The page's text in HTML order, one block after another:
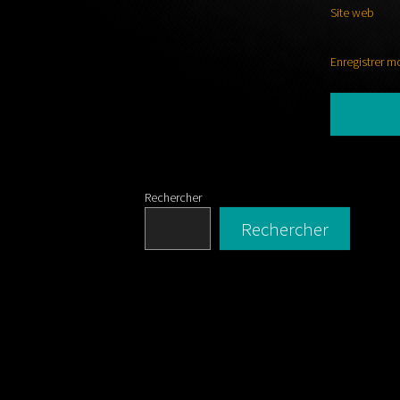
Site web
Enregistrer
Rechercher
Rechercher